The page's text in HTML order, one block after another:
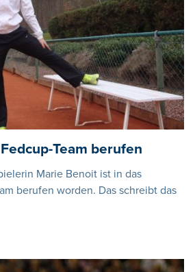
Team berufen
Marie Benoit ist in das
berufen worden. Das schreibt das